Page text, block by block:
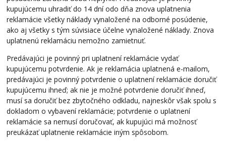
kupujúcemu uhradiť do 14 dní odo dňa znova uplatnenia
reklamácie všetky náklady vynaložené na odborné posúdenie,
ako aj všetky s tým súvisiace účelne vynaložené náklady. Znova
uplatnenú reklamáciu nemožno zamietnuť.
Predávajúci je povinný pri uplatnení reklamácie vydať
kupujúcemu potvrdenie. Ak je reklamácia uplatnená e-mailom,
predávajúci je povinný potvrdenie o uplatnení reklamácie doručiť
kupujúcemu ihneď; ak nie je možné potvrdenie doručiť ihneď,
musí sa doručiť bez zbytočného odkladu, najneskôr však spolu s
dokladom o vybavení reklamácie; potvrdenie o uplatnení
reklamácie sa nemusí doručovať, ak kupujúci má možnosť
preukázať uplatnenie reklamácie iným spôsobom.